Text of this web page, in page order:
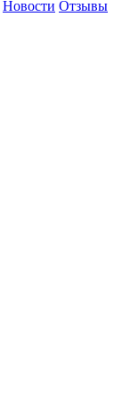
Новости Отзывы